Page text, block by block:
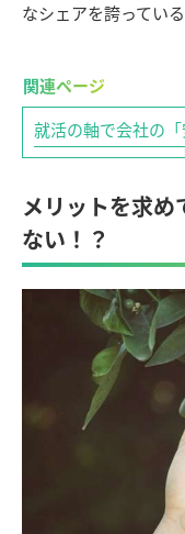
なシェアを誇ってい
就活の軸で会社の
メリットを求め
ない！？